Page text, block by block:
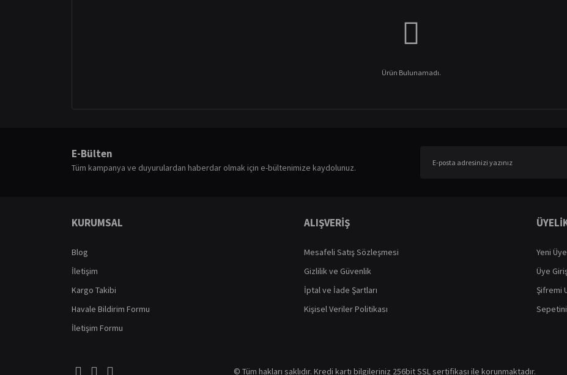
Ürün Bulunamadı.
E-Bülten
Tüm kampanya ve duyurulardan haberdar olmak için e-bültenimize kaydolunuz.
KURUMSAL
Blog
İletişim
Kargo Takibi
Havale Bildirim Formu
İletişim Formu
ALIŞVERİŞ
Mesafeli Satış Sözleşmesi
Gizlilik ve Güvenlik
İptal ve İade Şartları
Kişisel Veriler Politikası
Yeni
Üye
Şifremi
© Tüm hakları saklıdır. Kredi kartı bilgileriniz 256bit SSL sertifikası ile korunmaktadır.